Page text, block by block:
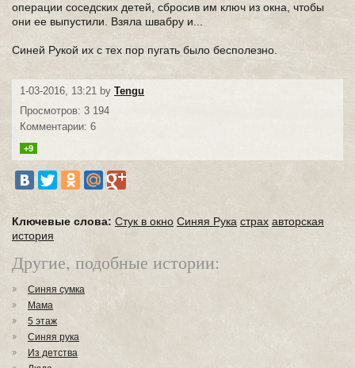
операции соседских детей, сбросив им ключ из окна, чтобы
они ее выпустили. Взяла швабру и...
Синей Рукой их с тех пор пугать было бесполезно.
1-03-2016, 13:21 by Tengu
Просмотров: 3 194
Комментарии: 6
+9
Ключевые слова: Стук в окно Синяя Рука страх авторская
история
Другие, подобные истории:
Синяя сумка
Мама
5 этаж
Синяя рука
Из детства